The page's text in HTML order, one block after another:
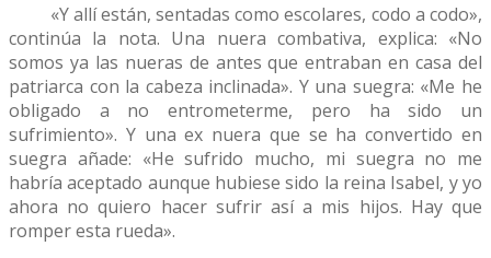
«Y allí están, sentadas como escolares, codo a codo»,
continúa la nota. Una nuera combativa, explica: «No
somos ya las nueras de antes que entraban en casa del
patriarca con la cabeza inclinada». Y una suegra: «Me he
obligado a no entrometerme, pero ha sido un
sufrimiento». Y una ex nuera que se ha convertido en
suegra añade: «He sufrido mucho, mi suegra no me
habría aceptado aunque hubiese sido la reina Isabel, y yo
ahora no quiero hacer sufrir así a mis hijos. Hay que
romper esta rueda».